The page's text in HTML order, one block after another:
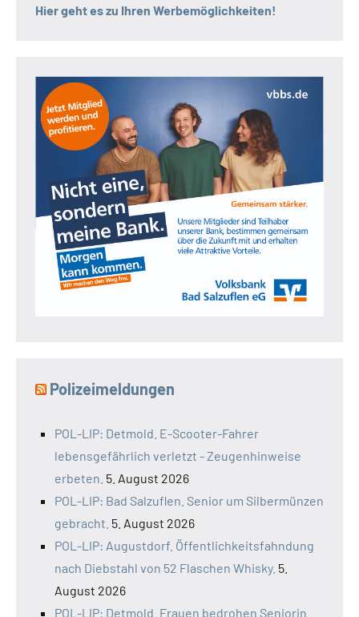
Hier geht es zu Ihren Werbemöglichkeiten!
Polizeimeldungen
POL-LIP: Detmold. E-Scooter-Fahrer
lebensgefährlich verletzt - Zeugenhinweise
erbeten. 5. August 2026
POL-LIP: Bad Salzuflen. Senior um Silbermünzen
gebracht. 5. August 2026
POL-LIP: Augustdorf. Öffentlichkeitsfahndung
nach Diebstahl von 52 Flaschen Whisky. 5.
August 2026
POL-LIP: Detmold. Frauen bedrohen Seniorin